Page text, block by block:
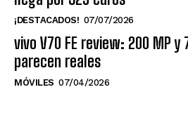
¡DESTACADOS! 07/07/2026
vivo V70 FE review: 200 MP y
parecen reales
MÓVILES 07/04/2026